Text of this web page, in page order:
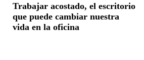
Trabajar acostado, el escritorio
que puede cambiar nuestra
vida en la oficina